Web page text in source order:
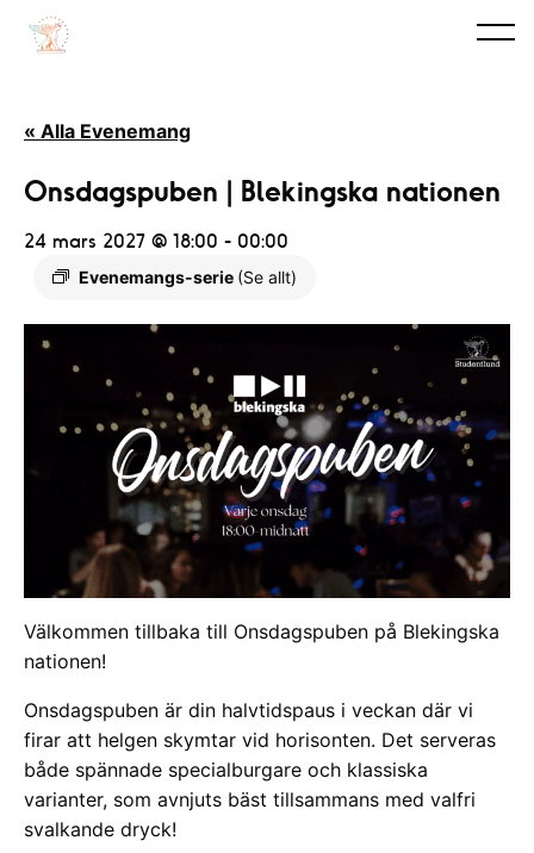
« Alla Evenemang
Onsdagspuben | Blekingska nationen
24 mars 2027 @ 18:00 - 00:00
Evenemangs-serie (Se allt)
Välkommen tillbaka till Onsdagspuben på Blekingska
nationen!
Onsdagspuben är din halvtidspaus i veckan där vi
firar att helgen skymtar vid horisonten. Det serveras
både spännade specialburgare och klassiska
varianter, som avnjuts bäst tillsammans med valfri
svalkande dryck!